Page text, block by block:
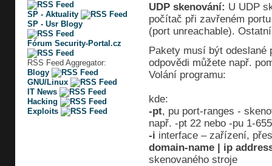
SP - Aktuality
SP - Usr Blogy
Fórum Security-Portal.cz
RSS Feed Aggregator:
Blogy
GNU/Linux
IT News
Hacking
Exploits
UDP skenování: U UDP
počítač při zavřeném
(port unreachable).
Pakety musí být odeslané
odpovědi můžete např.
Volání programu:
kde:
-pt, pu port-ranges -
např. -pt 22 nebo -pu 1-
-i interface – zařízení,
domain-name | ip
skenovaného stroje